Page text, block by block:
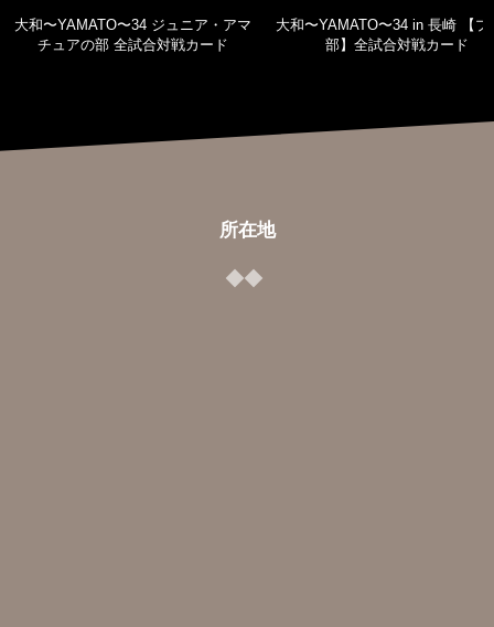
大和〜YAMATO〜34 ジュニア・アマ
チュアの部 全試合対戦カード
大和〜YAMATO〜34 in 長崎 【プ
部】全試合対戦カード
所在地